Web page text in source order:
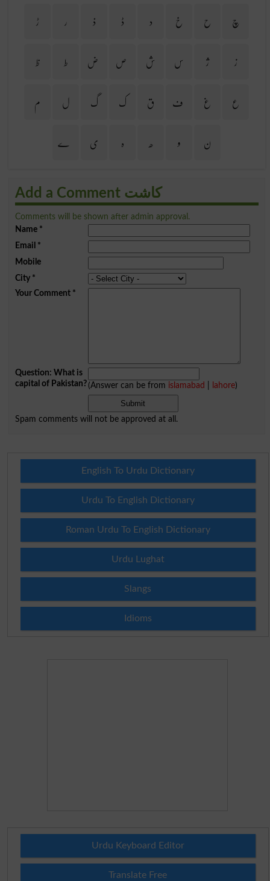
چ ح خ د ڈ ذ ر
ڑ
ز
ژ س ش ص ض ط
ظ
ع
غ ف ق ک گ ل
م
ن
و ھ ہ ی ے
Add a Comment کاشت
Comments will be shown after admin approval.
Name*
Email *
Mobile
City*
Your Comment*
Question: What is
capital of Pakistan?(Answer can be from islamabad lahore)
Spam comments will not be approved at all.
English To Urdu Dictionary
Urdu To English Dictionary
Roman Urdu To English Dictionary
Urdu Lughat
Slangs
Idioms
Urdu Keyboard Editor
Translate Free